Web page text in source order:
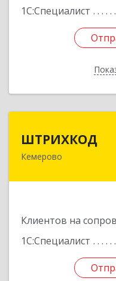
1С:Специалист
ШТРИХКОД
Кемерово
Клиентов на
1С:Специалист
650043,